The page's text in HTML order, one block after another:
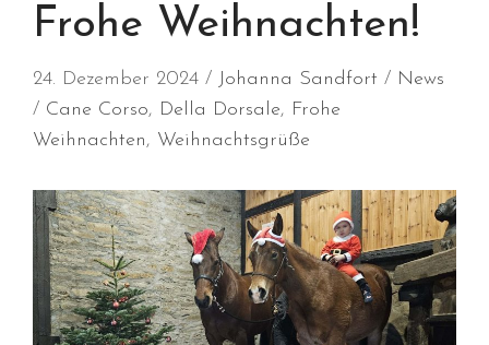
Hundepension
Hundevermittlung
Kontakt
Blog
Frohe Weihnachten!
24. Dezember 2024 Johanna Sandfort
News
Cane Corso, Della Dorsale, Frohe
Weihnachten, Weihnachtsgrüße